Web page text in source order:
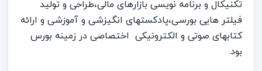
تکنیکال و برنامه نویسی بازارهای مالی،طراحی و تولید
فیلتر هایی بورسی،پادکستهای انگیزشی و آموزشی و ارائه
کتابهای صوتی و الکترونیکی اختصاصی در زمینه بورس
بود.